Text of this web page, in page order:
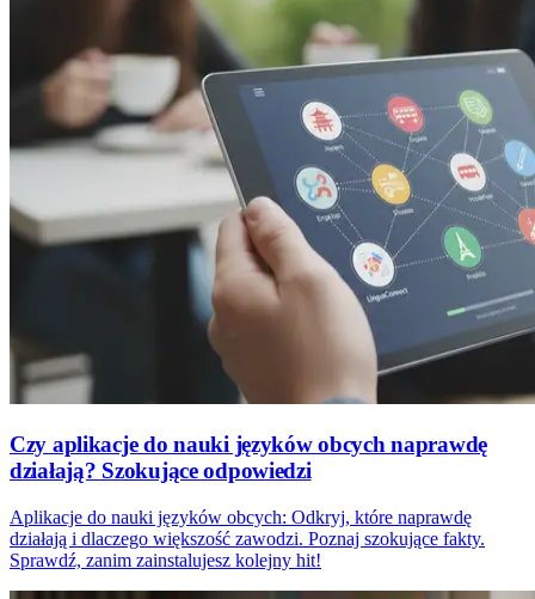
Czy aplikacje do nauki języków obcych naprawdę
działają? Szokujące odpowiedzi
Aplikacje do nauki języków obcych: Odkryj, które naprawdę
działają i dlaczego większość zawodzi. Poznaj szokujące fakty.
Sprawdź, zanim zainstalujesz kolejny hit!